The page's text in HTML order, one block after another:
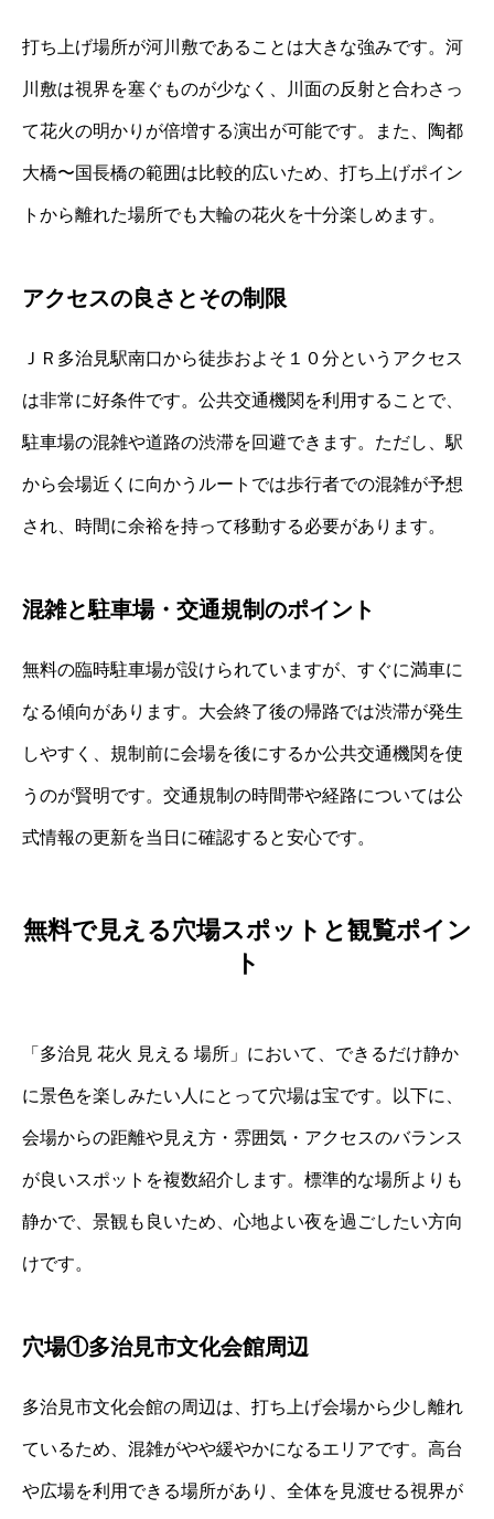
打ち上げ場所が河川敷であることは大きな強みです。河
川敷は視界を塞ぐものが少なく、川面の反射と合わさっ
て花火の明かりが倍増する演出が可能です。また、陶都
大橋〜国長橋の範囲は比較的広いため、打ち上げポイン
トから離れた場所でも大輪の花火を十分楽しめます。
アクセスの良さとその制限
ＪＲ多治見駅南口から徒歩およそ１０分というアクセス
は非常に好条件です。公共交通機関を利用することで、
駐車場の混雑や道路の渋滞を回避できます。ただし、駅
から会場近くに向かうルートでは歩行者での混雑が予想
され、時間に余裕を持って移動する必要があります。
混雑と駐車場・交通規制のポイント
無料の臨時駐車場が設けられていますが、すぐに満車に
なる傾向があります。大会終了後の帰路では渋滞が発生
しやすく、規制前に会場を後にするか公共交通機関を使
うのが賢明です。交通規制の時間帯や経路については公
式情報の更新を当日に確認すると安心です。
無料で見える穴場スポットと観覧ポイン
ト
「多治見 花火 見える 場所」において、できるだけ静か
に景色を楽しみたい人にとって穴場は宝です。以下に、
会場からの距離や見え方・雰囲気・アクセスのバランス
が良いスポットを複数紹介します。標準的な場所よりも
静かで、景観も良いため、心地よい夜を過ごしたい方向
けです。
穴場①多治見市文化会館周辺
多治見市文化会館の周辺は、打ち上げ会場から少し離れ
ているため、混雑がやや緩やかになるエリアです。高台
や広場を利用できる場所があり、全体を見渡せる視界が